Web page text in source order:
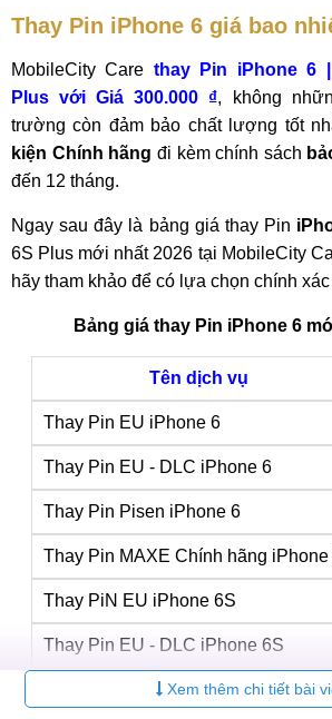
Thay Pin iPhone 6 giá bao
MobileCity Care thay Pin iPhone 6
Plus với Giá 300.000 ₫, không
trường còn đảm bảo chất lượng tốt
kiện Chính hãng đi kèm chính sách
đến 12 tháng.
Ngay sau đây là bảng giá thay Pin
6S Plus mới nhất 2026 tại MobileCity
hãy tham khảo để có lựa chọn chính
Bảng giá thay Pin iPhone 6
Tên dịch vụ
Thay Pin EU iPhone 6
Thay Pin EU - DLC iPhone 6
Thay Pin Pisen iPhone 6
Thay Pin MAXE Chính hãng iPhone
Thay PiN EU iPhone 6S
Thay Pin EU - DLC iPhone 6S
Thay Pin Pisen iPhone 6S
Xem thêm chi tiết bài